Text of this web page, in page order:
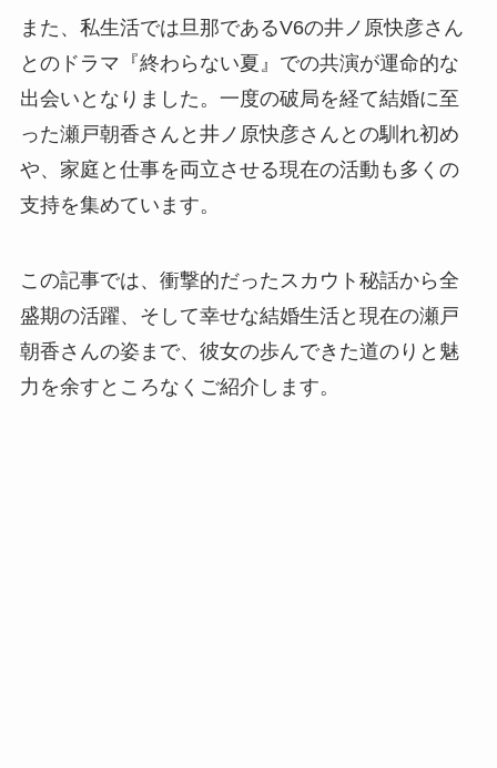
また、私生活では旦那であるV6の井ノ原快彦さん
とのドラマ『終わらない夏』での共演が運命的な
出会いとなりました。一度の破局を経て結婚に至
った瀬戸朝香さんと井ノ原快彦さんとの馴れ初め
や、家庭と仕事を両立させる現在の活動も多くの
支持を集めています。
この記事では、衝撃的だったスカウト秘話から全
盛期の活躍、そして幸せな結婚生活と現在の瀬戸
朝香さんの姿まで、彼女の歩んできた道のりと魅
力を余すところなくご紹介します。